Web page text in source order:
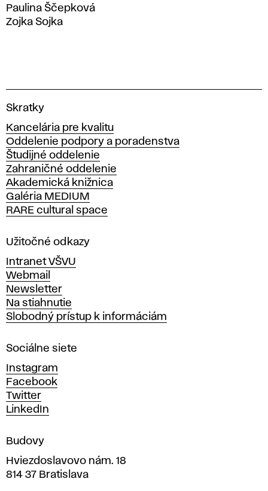
Paulina Ščepková
Zojka Sojka
V
s
o
k
á
š
k
o
a
ý
t
v
a
r
ý
c
h
u
m
e
í
v
Skratky
Kancelária pre kvalitu
Oddelenie podpory a poradenstva
Študijné oddelenie
Zahraničné oddelenie
Akademická knižnica
Galéria MEDIUM
RARE cultural space
Užitočné odkazy
Intranet VŠVU
Webmail
Newsletter
Na stiahnutie
Slobodný prístup k informáciám
Sociálne siete
Instagram
Facebook
Twitter
LinkedIn
Budovy
Hviezdoslavovo nám. 18
814 37 Bratislava